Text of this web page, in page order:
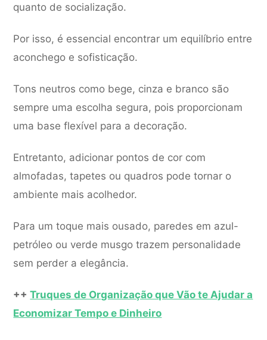
quanto de socialização.
Por isso, é essencial encontrar um equilíbrio entre
aconchego e sofisticação.
Tons neutros como bege, cinza e branco são
sempre uma escolha segura, pois proporcionam
uma base flexível para a decoração.
Entretanto, adicionar pontos de cor com
almofadas, tapetes ou quadros pode tornar o
ambiente mais acolhedor.
Para um toque mais ousado, paredes em azul-
petróleo ou verde musgo trazem personalidade
sem perder a elegância.
++Truques de Organização que Vão te Ajudar a
Economizar Tempo e Dinheiro